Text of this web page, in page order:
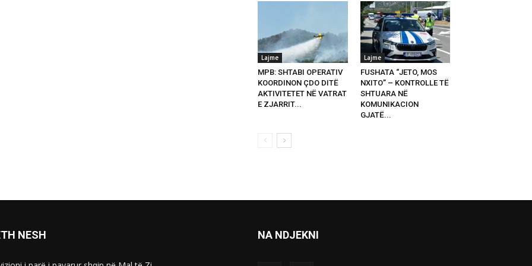
Lajme
MPB: SHTABI OPERATIV
KOORDINON ÇDO DITË
AKTIVITETET NË VATRAT
E ZJARRIT...
Lajme
FUSHATA “JETO, MOS
NXITO” – KONTROLLE TË
SHTUARA NË
KOMUNIKACION
GJATË...
NESH NA NDJEKNI